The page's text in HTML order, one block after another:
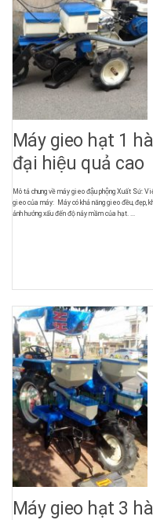
Máy gieo hạt 1
đại hiệu quả cao
Mô tả chung về máy gieo đậu phộng Xuất Sứ:
gieo của máy: Máy có khả năng gieo đều, đẹp,
ảnh hưởng xấu đến độ nảy mầm của hạt. ...
Máy gieo hạt 3